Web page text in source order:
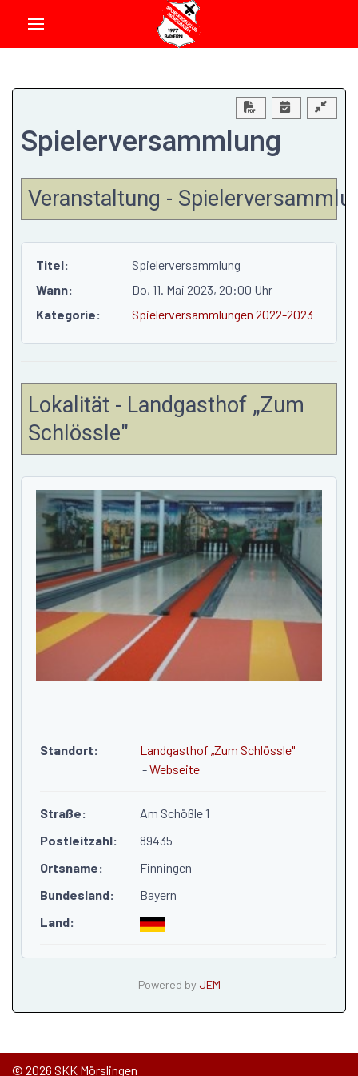
Download PDF
Spielerversammlung
Veranstaltung -
Titel:
Spielerversammlung
Wann:
Do, 11. Mai 2023, 20:00 Uhr
Kategorie:
Spielerversammlungen 2022-2023
Lokalität - Landgasthof „Zum
Schlössle"
Standort:
Landgasthof „Zum Schlössle"
-Webseite
Straße:
Am Schößle 1
Postleitzahl:
89435
Ortsname:
Finningen
Bundesland:
Bayern
Land:
Powered by JEM
© 2026 SKK Mörslingen